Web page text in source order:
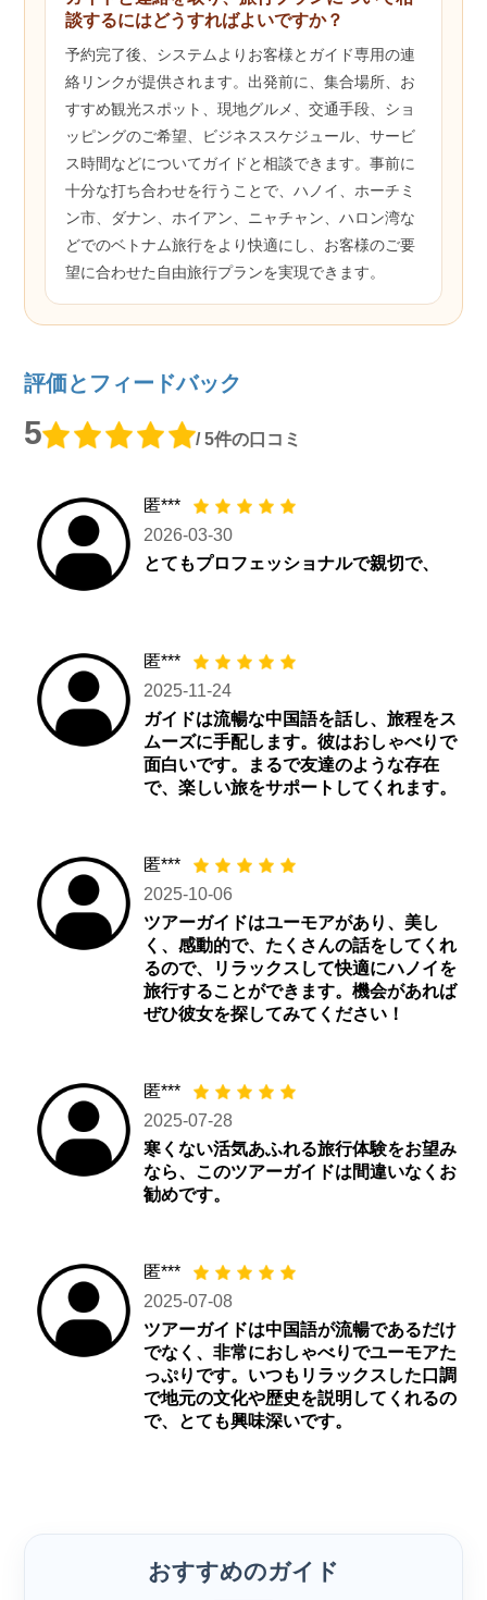
談するにはどうすればよいですか？
予約完了後、システムよりお客様とガイド専用の連
絡リンクが提供されます。出発前に、集合場所、お
すすめ観光スポット、現地グルメ、交通手段、ショ
ッピングのご希望、ビジネススケジュール、サービ
ス時間などについてガイドと相談できます。事前に
十分な打ち合わせを行うことで、ハノイ、ホーチミ
ン市、ダナン、ホイアン、ニャチャン、ハロン湾な
どでのベトナム旅行をより快適にし、お客様のご要
望に合わせた自由旅行プランを実現できます。
評価とフィードバック
5 / 5件の口コミ
匿***
2026-03-30
とてもプロフェッショナルで親切で、
匿***
2025-11-24
ガイドは流暢な中国語を話し、旅程をス
ムーズに手配します。彼はおしゃべりで
面白いです。まるで友達のような存在
で、楽しい旅をサポートしてくれます。
匿***
2025-10-06
ツアーガイドはユーモアがあり、美し
く、感動的で、たくさんの話をしてくれ
るので、リラックスして快適にハノイを
旅行することができます。機会があれば
ぜひ彼女を探してみてください！
匿***
2025-07-28
寒くない活気あふれる旅行体験をお望み
なら、このツアーガイドは間違いなくお
勧めです。
匿***
2025-07-08
ツアーガイドは中国語が流暢であるだけ
でなく、非常におしゃべりでユーモアた
っぷりです。いつもリラックスした口調
で地元の文化や歴史を説明してくれるの
で、とても興味深いです。
おすすめのガイド